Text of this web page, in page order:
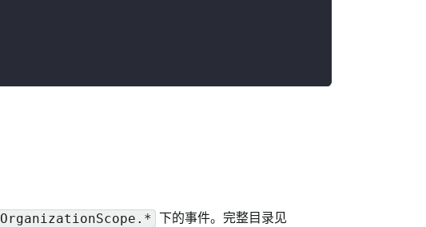
OrganizationScope.* 下的事件。完整目录见